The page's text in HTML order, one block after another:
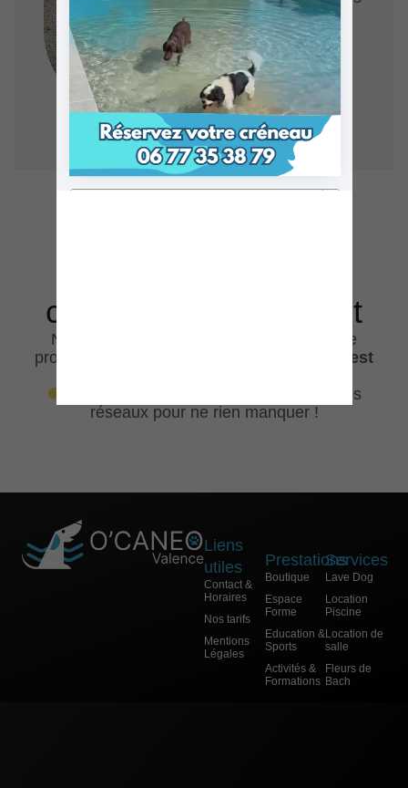
: conférences
courtes, journées de
formation, stages
week-end, débats
participatifs…
cours pour le moment
Nous n’avons pas de conférence ou stage
programmé actuellement, mais
cette page est
Revenez bientôt ou suivez-nous sur nos
réseaux pour ne rien manquer !
Liens
utiles
Contact &
Horaires
Nos tarifs
Mentions
Légales
Prestations
Boutique
Espace
Forme
Education &
Sports
Activités &
Formations
Services
Lave Dog
Location
Piscine
Location de
salle
Fleurs de
Bach